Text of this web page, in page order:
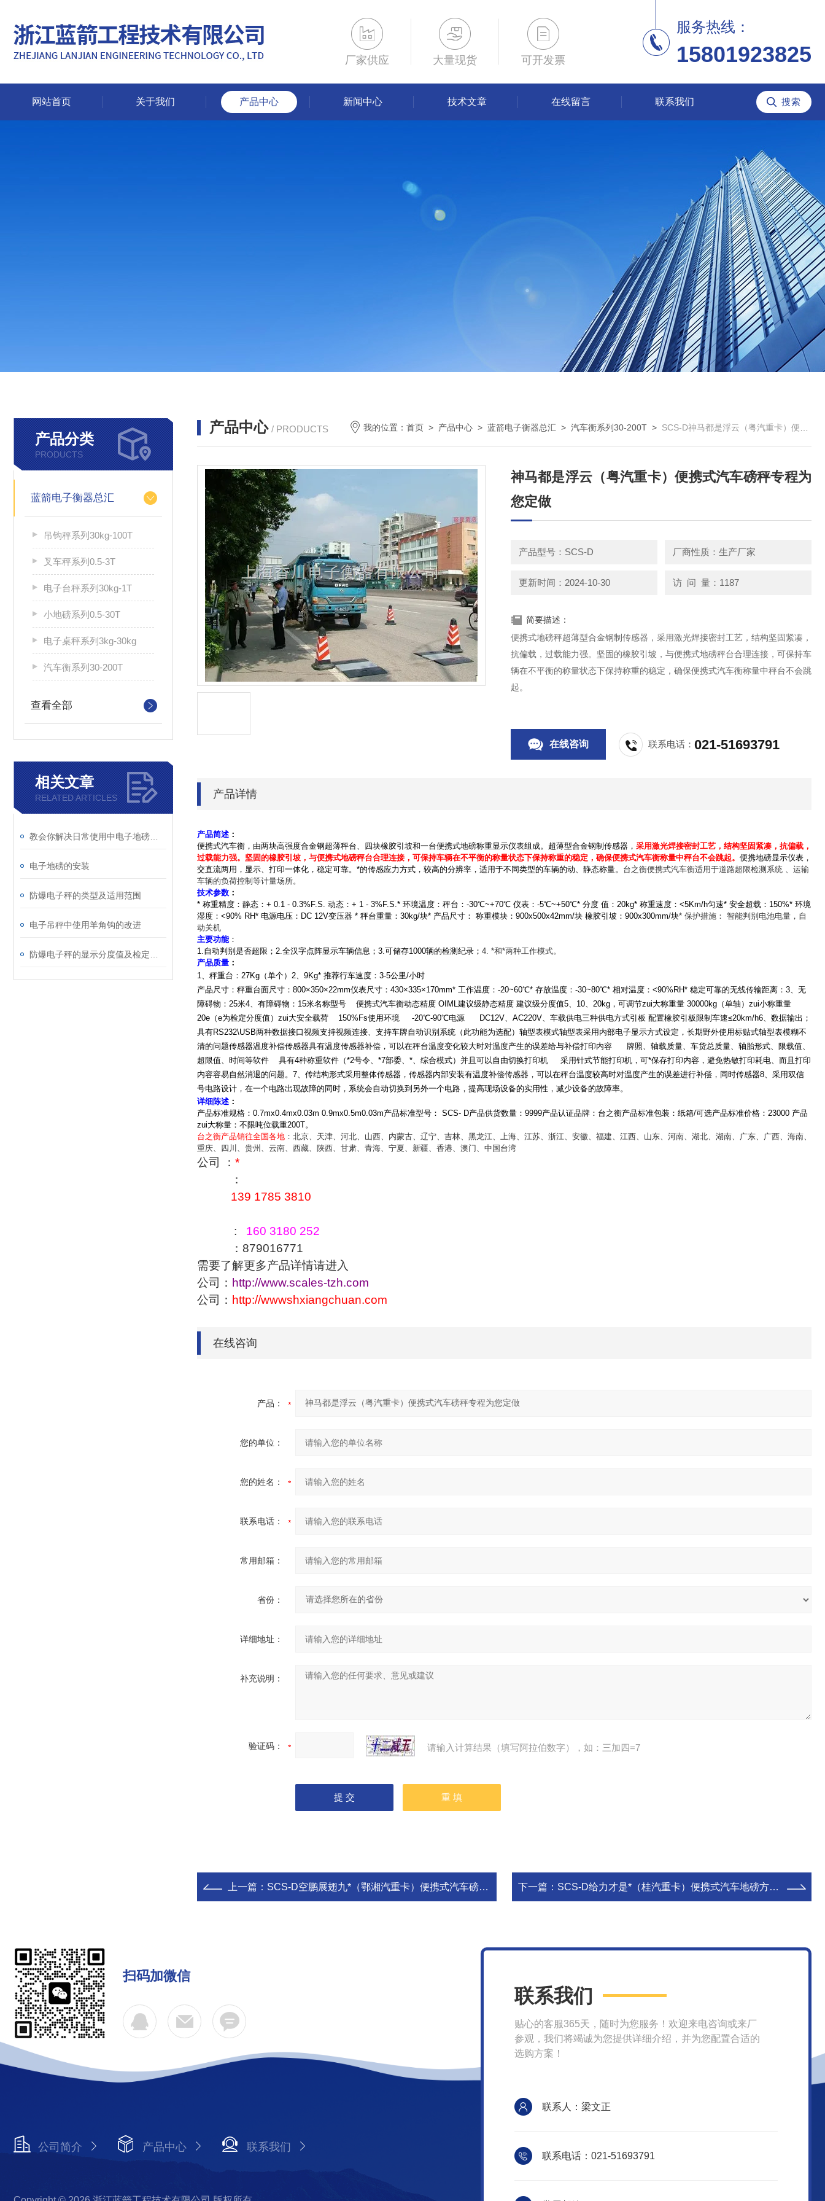
厂家供应 大量现货 可开发票
服务热线：
15801923825
网站首页 关于我们 产品中心 新闻中心 技术文章 在线留言 联系我们
产品分类
PRODUCTS
蓝箭电子衡器总汇
吊钩秤系列30kg-100T
叉车秤系列0.5-3T
电子台秤系列30kg-1T
小地磅系列0.5-30T
电子桌秤系列3kg-30kg
汽车衡系列30-200T
查看全部
相关文章
RELATED ARTICLES
电子地磅的安装
防爆电子秤的类型及适用范围
电子吊秤中使用羊角钩的改进
产品中心 / PRODUCTS 我的位置：首页 > 产品中心 >蓝箭电子衡器总汇 >汽车衡系列30-200T > SCS-D神马都是浮云（粤汽重卡）便携式汽车磅秤专程为您定做
神马都是浮云（粤汽重卡）便携式汽车磅秤专程为
您定做
产品型号：SCS-D 厂商性质：生产厂家
更新时间：2024-10-30 访 问 量：1187
简要描述：
便携式地磅秤超薄型合金钢制传感器，采用激光焊接密封工艺，结构坚固紧凑，
抗偏载，过载能力强。坚固的橡胶引坡，与便携式地磅秤台合理连接，可保持车
辆在不平衡的称量状态下保持称重的稳定，确保便携式汽车衡称量中秤台不会跳
起。
在线咨询 联系电话：021-51693791
产品详情
产品简述 ：
便携式汽车衡 ，由两块高强度合金钢超薄秤台、四块橡胶引坡和一台便携式地磅称重显示仪表组成。超薄型合金钢制传感器， 采用激光焊接密封工艺，结构坚固紧凑，抗偏载，
过载能力强。坚固的橡胶引坡，与便携式地磅秤台合理连接，可保持车辆在不平衡的称量状态下保持称重的稳定，确保便携式汽车衡称量中秤台不会跳起。 便携地磅显示仪表，
交直流两用，显示、打印一体化，稳定可靠。*的传感应力方式，较高的分辨率，适用于不同类型的车辆的动、静态称量。 台之衡便携式汽车衡适用于道路超限检测系统 、运输
车辆的负荷控制等计量场所。
技术参数 ：
* 称重精度：静态：+ 0.1 - 0.3%F.S. 动态：+ 1 - 3%F.S.* 环境温度：秤台：-30℃~+70℃ 仪表：-5℃~+50℃* 分度 值：20kg* 称重速度：<5Km/h匀速* 安全超载：150%* 环境
湿度：<90% RH* 电源电压：DC 12V变压器 * 秤台重量：30kg/块* 产品尺寸： 称重模块：900x500x42mm/块 橡胶引坡：900x300mm/块* 保护措施： 智能判别电池电量，自
动关机
主要功能 ：
1. 自动判别是否超限；2.全汉字点阵显示车辆信息；3.可储存1000辆的检测纪录； 4. *和*两种工作模式。
产品质量 ：
1
、秤重台： 27Kg （单个） 2 9Kg* 推荐行车速度： 3-5公里/小时
产品尺寸：秤重台面尺寸： 800×350×22mm仪表尺寸： 430×335×170mm* 工作温度： -20~60℃* 存放温度： -30~80℃* 相对温度： <90%RH* 稳定可靠的无线传输距离： 3 、无
障碍物： 25米4 、有障碍物： 15米名称型号 便携式汽车衡动态精度 OIML 建议级静态精度 建议级分度值5 10 20kg ，可调节zui大称重量 30000kg （单轴）zui小称重量
20e （e为检定分度值）zui大安全载荷 150%Fs使用环境 -20℃-90℃电源 DC12V AC220V 、车载供电三种供电方式引板 配置橡胶引板限制车速≤20km/h6 、数据输出 ；
具有RS232\USB两种数据接口视频支持视频连接、支持车牌自动识别系统（此功能为选配）轴型表模式轴型表采用内部电子显示方式设定，长期野外使用标贴式轴型表模糊不
清的问题传感器温度补偿传感器具有温度传感器补偿，可以在秤台温度变化较大时对温度产生的误差给与补偿打印内容
牌照、轴载质量、车货总质量、轴胎形式、限载值、
超限值、时间等软件 具有4种称重软件（*2号令、*7部委、*、综合模式）并且可以自由切换打印机
采用针式节能打印机，可*保存打印内容，避免热敏打印耗电、而且打印
内容容易自然消退的问题。 7 、传结构形式采用整体传感器，传感器内部安装有温度补偿传感器，可以在秤台温度较高时对温度产生的误差进行补偿，同时传感器8 、采用双信
号电路设计，在一个电路出现故障的同时，系统会自动切换到另外一个电路，提高现场设备的实用性，减少设备的故障率。
详细陈述 ：
产品标准规格： 0.7mx0.4mx0.03m 0.9mx0.5m0.03m产品标准型号： SCS- D产品供货数量： 9999产品认证品牌：台之衡产品标准包装：纸箱/可选产品标准价格： 23000 产品
zui大称量：不限吨位载重200T。
台之衡产品销往全国各地 ：北京、天津、河北、山西、内蒙古、辽宁、吉林、黑龙江、上海、江苏、浙江、安徽、福建、江西、山东、河南、湖北、湖南、广东、广西、海南、
重庆、四川、贵州、云南、西藏、陕西、甘肃、青海、宁夏、新疆、香港、澳门、中国台湾
公司 ： *
：
139 1785 3810
: 160 3180 252
：879016771
需要了解更多产品详情请进入
公司： http://www.scales-tzh.com
公司： http://wwwshxiangchuan.com
在线咨询
产品：
您的单位：
您的姓名：
联系电话：
常用邮箱：
省份：
详细地址：
补充说明：
验证码： 请输入计算结果（填写阿拉伯数字），如：三加四=7
上一篇： SCS-D空鹏展翅九*（鄂湘汽重卡）便携式汽车磅衡出行便携带》 下一篇： SCS-D给力才是*（桂汽重卡）便携式汽车地磅方便出门携带
扫码加微信
公司简介 产品中心 联系我们
联系我们
贴心的客服365天，随时为您服务！欢迎来电咨询或来厂
参观，我们将竭诚为您提供详细介绍，并为您配置合适的
选购方案！
联系人：梁文正
联系电话：021-51693791